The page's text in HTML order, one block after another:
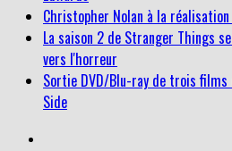
Christopher Nolan à la
La saison 2 de Stranger Things
vers l'horreur
Sortie DVD/Blu-ray de trois films
Side